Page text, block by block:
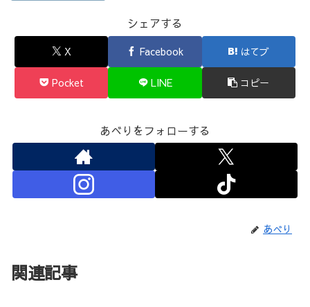
シェアする
X Facebook はてブ
Pocket LINE コピー
あべりをフォローする
あべり
関連記事